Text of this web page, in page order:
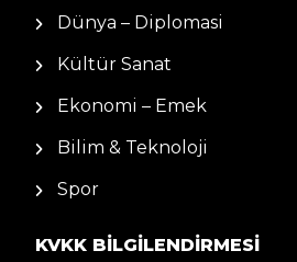
Dünya – Diplomasi
Kültür Sanat
Ekonomi – Emek
Bilim & Teknoloji
Spor
KVKK BILGILENDIRMESI